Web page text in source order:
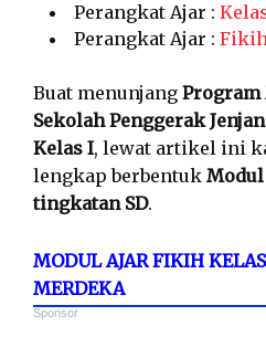
Perangkat Ajar :
Perangkat Ajar :
Buat menunjang Program
Sekolah Penggerak
Kelas I, lewat artikel ini
lengkap berbentuk Modul
tingkatan SD.
MODUL AJAR FIKIH
MERDEKA
Sponsor